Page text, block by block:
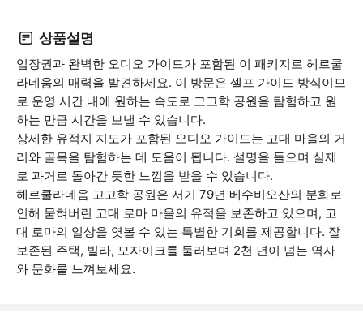
상품설명
입장권과 완벽한 오디오 가이드가 포함된 이 패키지로 헤르쿨
라네움의 매력을 발견하세요. 이 방문은 셀프 가이드 방식이므
로 운영 시간 내에 원하는 속도로 고고학 공원을 탐험하고 원
하는 만큼 시간을 보낼 수 있습니다.
상세한 유적지 지도가 포함된 오디오 가이드는 고대 마을의 거
리와 골목을 탐험하는 데 도움이 됩니다. 설명을 들으며 실제
로 과거로 돌아간 듯한 느낌을 받을 수 있습니다.
헤르쿨라네움 고고학 공원은 서기 79년 베수비오산의 분화로
인해 묻혀버린 고대 로마 마을의 유적을 보존하고 있으며, 고
대 로마의 일상을 엿볼 수 있는 특별한 기회를 제공합니다. 잘
보존된 주택, 빌라, 모자이크를 둘러보며 2천 년이 넘는 역사
와 문화를 느껴보세요.